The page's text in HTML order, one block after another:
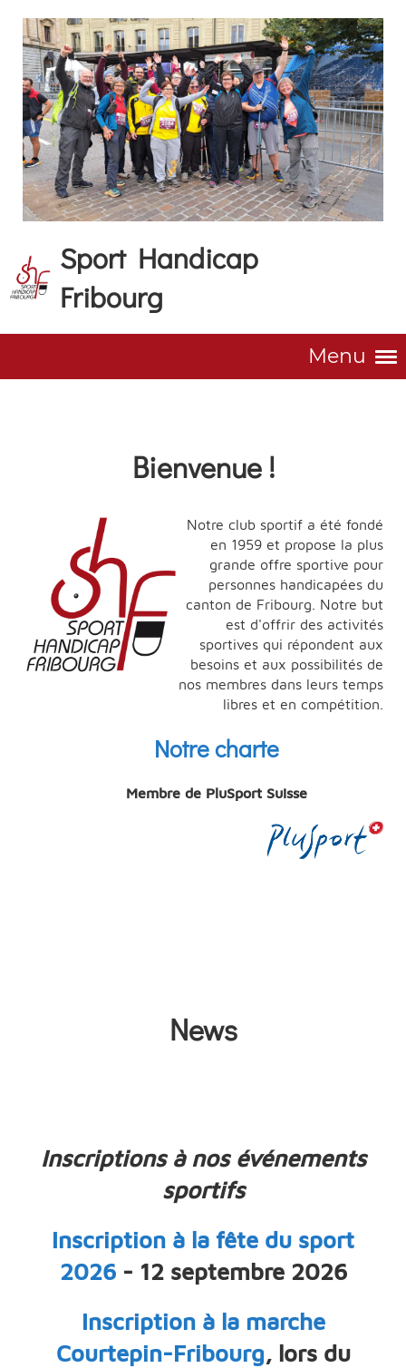
Sport Handicap
Fribourg
Menu
Bienvenue !
Notre club sportif a été fondé
en 1959 et propose la plus
grande offre sportive pour
personnes handicapées du
canton de Fribourg. Notre but
est d'offrir des activités
sportives qui répondent aux
besoins et aux possibilités de
nos membres dans leurs temps
libres et en compétition.
Notre charte
Membre de PluSport Suisse
News
Inscriptions à nos événements
sportifs
Inscription à la fête du sport
2026- 12 septembre 2026
Inscription à la marche
Courtepin-Fribourg, lors du